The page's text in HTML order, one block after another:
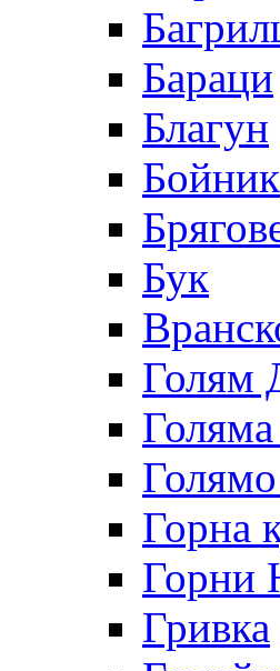
Бараци
Благун
Бойник
Бук
Голям
Горна
Горни
Гривка